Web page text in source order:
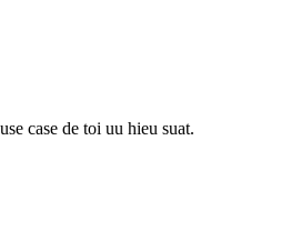
case de toi uu hieu suat.